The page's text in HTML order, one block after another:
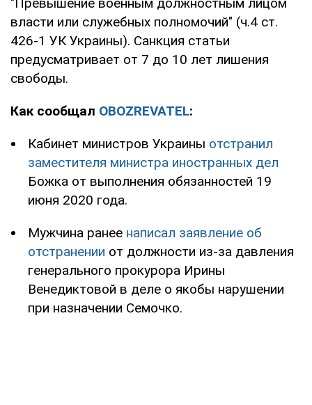
"Превышение военным должностным лицом
власти или служебных полномочий" (ч.4 ст.
426-1 УК Украины). Санкция статьи
предусматривает от 7 до 10 лет лишения
свободы.
Как сообщал OBOZREVATEL:
Кабинет министров Украины отстранил
заместителя министра иностранных дел
Божка от выполнения обязанностей 19
июня 2020 года.
Мужчина ранее написал заявление об
отстранении от должности из-за давления
генерального прокурора Ирины
Венедиктовой в деле о якобы нарушении
при назначении Семочко.